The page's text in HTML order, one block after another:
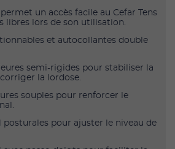
un accès facile au Cefar Tens
libres lors de son utilisation.
et autocollantes double
semi-rigides pour stabiliser la
la lordose.
souples pour renforcer le
posturales pour ajuster le niveau de